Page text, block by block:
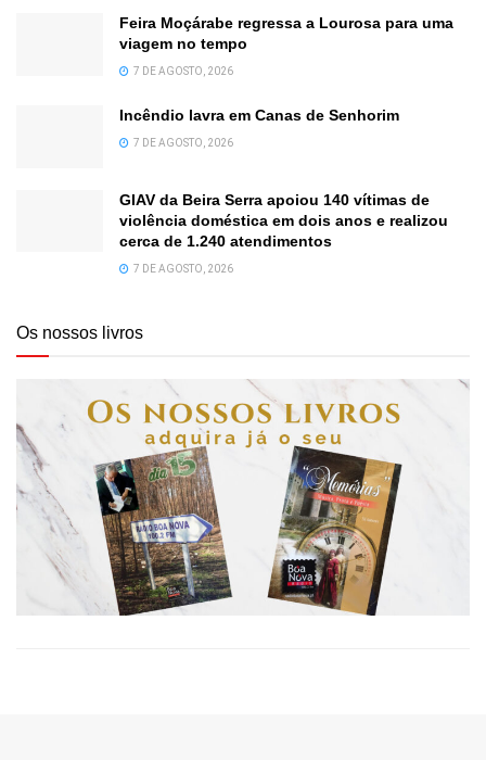
Feira Moçárabe regressa a Lourosa para uma
viagem no tempo
7 DE AGOSTO, 2026
Incêndio lavra em Canas de Senhorim
7 DE AGOSTO, 2026
GIAV da Beira Serra apoiou 140 vítimas de
violência doméstica em dois anos e realizou
cerca de 1.240 atendimentos
7 DE AGOSTO, 2026
Os nossos livros